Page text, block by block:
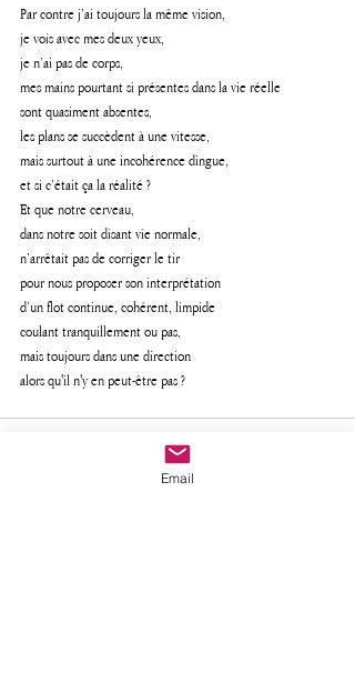
Par contre j’ai toujours la même vision,
je vois avec mes deux yeux,
je n’ai pas de corps,
mes mains pourtant si présentes dans la vie réelle
sont quasiment absentes,
les plans se succèdent à une vitesse,
mais surtout à une incohérence dingue,
et si c’était ça la réalité ?
Et que notre cerveau,
dans notre soit disant vie normale,
n’arrêtait pas de corriger le tir
pour nous proposer son interprétation
d’un flot continue, cohérent, limpide
coulant tranquillement ou pas,
mais toujours dans une direction
alors qu'il n'y en peut-être pas ?
Email